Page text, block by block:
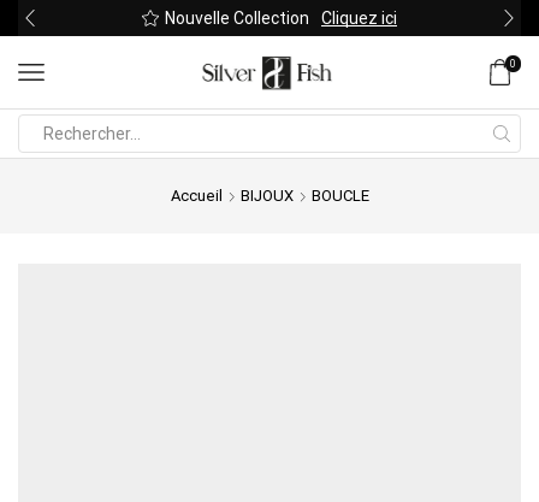
Nouvelle Collection Cliquez ici
0
Accueil BIJOUX BOUCLE